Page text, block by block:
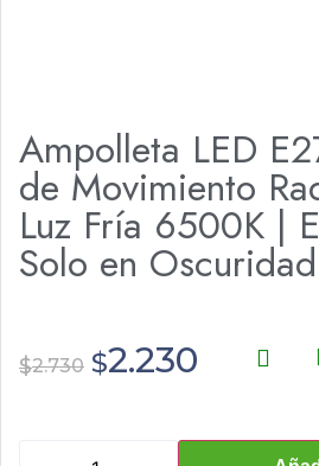
Ampolleta LED
de Movimiento
Luz Fría 6500K |
Solo en Oscuridad
$2.730 $2.230